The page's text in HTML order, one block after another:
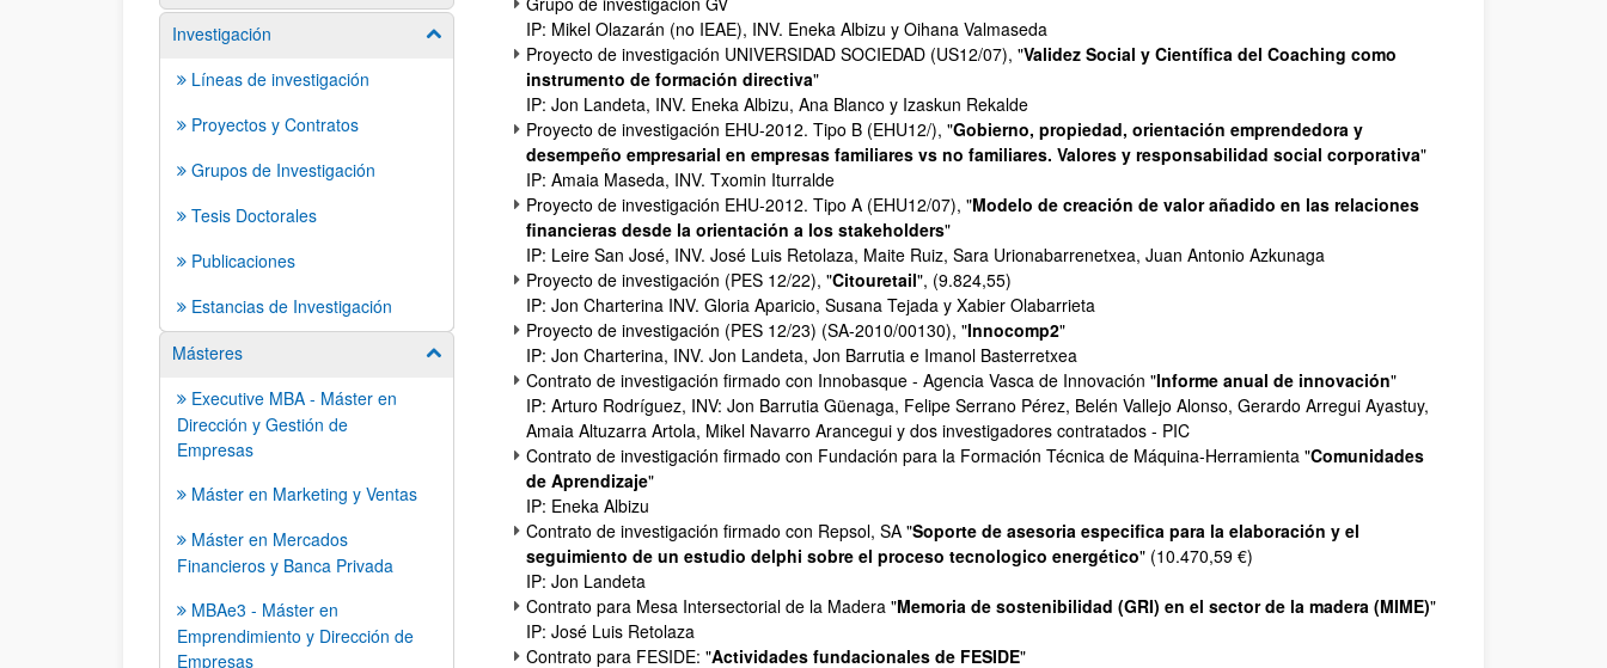
Investigación
Mostrar/ocultar subpáginas
Líneas de investigación
Proyectos y Contratos
Grupos de Investigación
Tesis Doctorales
Publicaciones
Estancias de Investigación
Másteres
Mostrar/ocultar subpáginas
Executive MBA - Máster en
Dirección y Gestión de
Empresas
Máster en Marketing y Ventas
Máster en Mercados
Financieros y Banca Privada
MBAe3 - Máster en
Emprendimiento y Dirección de
Empresas
IP: Mikel Olazarán (no IEAE), INV. Eneka Albizu y Oihana Valmaseda
Proyecto de investigación UNIVERSIDAD SOCIEDAD (US12/07), "Validez Social y Científica del Coaching como
instrumento de formación directiva"
IP: Jon Landeta, INV. Eneka Albizu, Ana Blanco y Izaskun Rekalde
Proyecto de investigación EHU-2012. Tipo B (EHU12/), "Gobierno, propiedad, orientación emprendedora y
desempeño empresarial en empresas familiares vs no familiares. Valores y responsabilidad social corporativa"
IP: Amaia Maseda, INV. Txomin Iturralde
Proyecto de investigación EHU-2012. Tipo A (EHU12/07), "Modelo de creación de valor añadido en las relaciones
financieras desde la orientación a los stakeholders"
IP: Leire San José, INV. José Luis Retolaza, Maite Ruiz, Sara Urionabarrenetxea, Juan Antonio Azkunaga
Proyecto de investigación (PES 12/22), "Citouretail", (9.824,55)
IP: Jon Charterina INV. Gloria Aparicio, Susana Tejada y Xabier Olabarrieta
Proyecto de investigación (PES 12/23) (SA-2010/00130), "Innocomp2"
IP: Jon Charterina, INV. Jon Landeta, Jon Barrutia e Imanol Basterretxea
Contrato de investigación firmado con Innobasque - Agencia Vasca de Innovación "Informe anual de innovación"
IP: Arturo Rodríguez, INV: Jon Barrutia Güenaga, Felipe Serrano Pérez, Belén Vallejo Alonso, Gerardo Arregui Ayastuy,
Amaia Altuzarra Artola, Mikel Navarro Arancegui y dos investigadores contratados - PIC
Contrato de investigación firmado con Fundación para la Formación Técnica de Máquina-Herramienta "Comunidades
de Aprendizaje"
IP: Eneka Albizu
Contrato de investigación firmado con Repsol, SA "Soporte de asesoria especifica para la elaboración y el
seguimiento de un estudio delphi sobre el proceso tecnologico energético" (10.470,59 €)
IP: Jon Landeta
Contrato para Mesa Intersectorial de la Madera "Memoria de sostenibilidad (GRI) en el sector de la madera (MIME)"
IP: José Luis Retolaza
Contrato para FESIDE: "Actividades fundacionales de FESIDE"